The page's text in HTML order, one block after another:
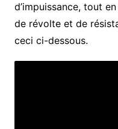
d’impuissance, tout
de révolte et de
ceci ci-dessous.